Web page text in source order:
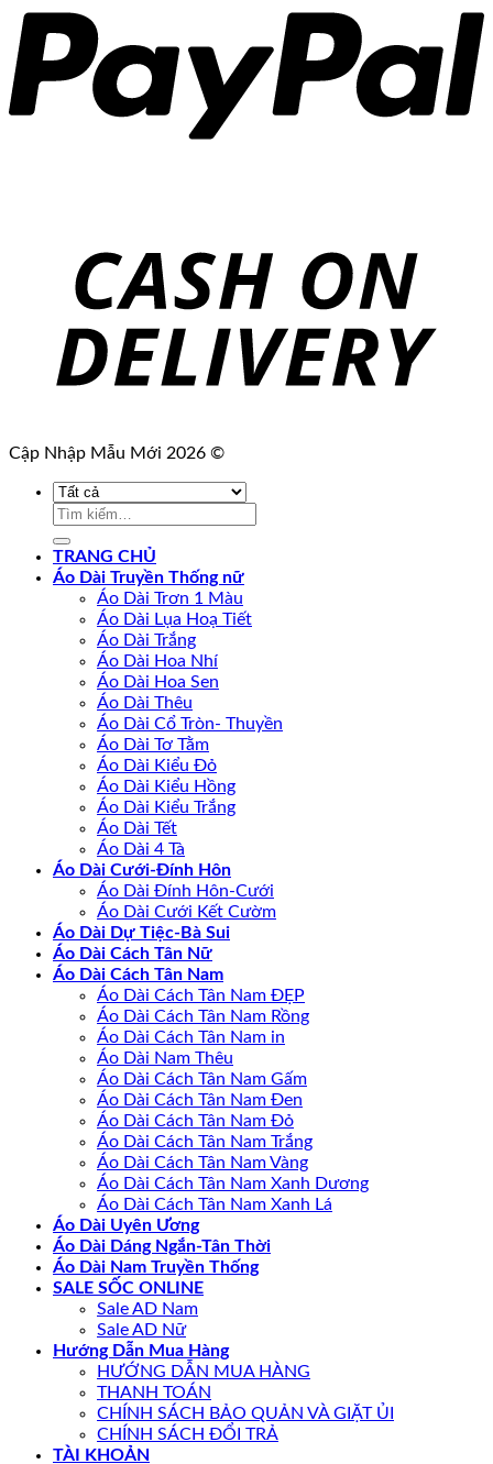
Cập Nhập Mẫu Mới 2026 ©
Tìm
TRANG CHỦ
Áo Dài Truyền Thống nữ
Áo Dài Trơn 1 Màu
Áo Dài Lụa Hoạ Tiết
Áo Dài Trắng
Áo Dài Hoa Nhí
Áo Dài Hoa Sen
Áo Dài Thêu
Áo Dài Cổ Tròn- Thuyền
Áo Dài Tơ Tằm
Áo Dài Kiểu Đỏ
Áo Dài Kiểu Hồng
Áo Dài Kiểu Trắng
Áo Dài Tết
Áo Dài 4 Tà
Áo Dài Cưới-Đính Hôn
Áo Dài Đính Hôn-Cưới
Áo Dài Cưới Kết Cườm
Áo Dài Dự Tiệc-Bà Sui
Áo Dài Cách Tân Nữ
Áo Dài Cách Tân Nam
Áo Dài Cách Tân Nam ĐẸP
Áo Dài Cách Tân Nam Rồng
Áo Dài Cách Tân Nam in
Áo Dài Nam Thêu
Áo Dài Cách Tân Nam Gấm
Áo Dài Cách Tân Nam Đen
Áo Dài Cách Tân Nam Đỏ
Áo Dài Cách Tân Nam Trắng
Áo Dài Cách Tân Nam Vàng
Áo Dài Cách Tân Nam Xanh Dương
Áo Dài Cách Tân Nam Xanh Lá
Áo Dài Uyên Ương
Áo Dài Dáng Ngắn-Tân Thời
Áo Dài Nam Truyền Thống
SALE SỐC ONLINE
Sale AD Nam
Sale AD Nữ
Hướng Dẫn Mua Hàng
HƯỚNG DẪN MUA HÀNG
THANH TOÁN
CHÍNH SÁCH BẢO QUẢN VÀ GIẶT ỦI
CHÍNH SÁCH ĐỔI TRẢ
TÀI KHOẢN